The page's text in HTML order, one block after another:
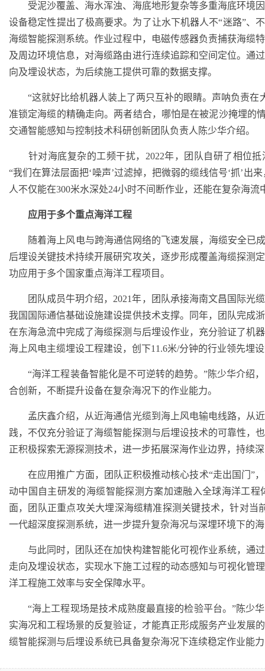
受泥沙覆盖、海水浑浊、海底地形复杂等多重海底环境
设备稳定性提出了极高要求。为了让水下机器人不“迷路”、
海缆智能探测系统。作业过程中，电磁传感器负责捕获海缆
及周边环境信息，对海缆路由进行连续追踪和空间定位。通
向及埋设状态，为后续施工提供可靠的数据支撑。
“这就好比给机器人装上了两只互补的眼睛。声呐负责在
准锁定海缆的精确走向。两者结合，哪怕是在被泥沙掩埋的
交通智能感知与控制技术科研创新团队负责人陈少华介绍。
针对海底复杂的工频干扰，2022年，团队自研了相位抵
“我们在算法层面把‘噪声’过滤掉，把微弱的缆线信号‘抓’出
人不仅能在300米水深处24小时不间断作业，还能在复杂海流
应用于多个重点海洋工程
随着海上风电与跨海通信网络的飞速发展，海缆安全已成
后埋设关键技术持续开展研究攻关，逐步形成覆盖海缆探测
功应用于多个国家重点海洋工程项目。
团队成员牛玥介绍，2021年，团队承接海南文昌国际光
我国国际通信基础设施建设提供技术支撑。同年，团队完成
在东海急流中完成了海缆探测与后埋设作业，充分验证了机
海上风电主缆埋设工程建设，创下11.6米/分钟的行业领先埋
“海洋工程装备智能化是不可逆转的趋势。”陈少华介绍
合创新，不断提升设备在复杂海况下的作业能力。
孟庆鑫介绍，从近海通信光缆到海上风电输电线路，从
践，不仅充分验证了海缆智能探测与后埋设技术的可靠性，
正积极探索无源探测技术，进一步拓展深海作业边界，持续
在应用推广方面，团队正积极推动核心技术“走出国门”
动中国自主研发的海缆智能探测方案加速融入全球海洋工
面，团队正重点攻关大埋深海缆精准探测关键技术，针对当
一代超深度探测系统，进一步提升复杂海况与深埋环境下的
与此同时，团队还在加快构建智能化可视作业系统，通
走向及埋设状态，实现水下施工过程的动态感知与可视化管
洋工程施工效率与安全保障水平。
“海上工程现场是技术成熟度最直接的检验平台。”陈少
实海况和工程场景的反复验证，才能真正形成服务产业发展
缆智能探测与后埋设系统已具备复杂海况下连续稳定作业能